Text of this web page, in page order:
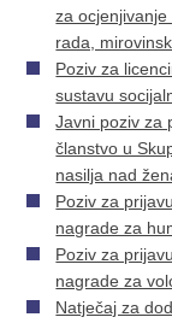
za
rada,
Poziv za
sustavu
Javni poziv za
članstvo u
nasilja nad
Poziv za
nagrade za
Poziv za
nagrade za
Natječaj za